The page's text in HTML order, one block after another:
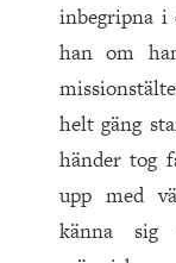
inbegripna i
han om
helt gäng
händer tog
upp med
känna